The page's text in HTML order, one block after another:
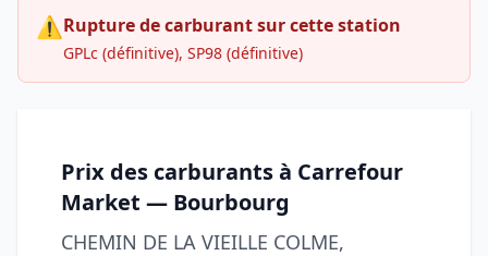
⚠Rupture de carburant sur cette station
GPLc (définitive), SP98 (définitive)
Prix des carburants à Carrefour
Market — Bourbourg
CHEMIN DE LA VIEILLE COLME,